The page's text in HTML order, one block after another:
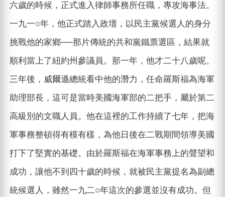
六歲的時候，正式進入律師事務所任職，專攻海事法。
一九一○年，他正式踏入政壇，以民主黨候選人的身分
挑戰他的家鄉──那片傳統的共和黨鐵票選區，結果就
順利當上了紐約州參議員。那一年，他才二十八歲呢。
三年後，威爾遜總統看中他的潛力，任命羅斯福為海軍
助理部長，這可是當時美國海軍部的二把手，屬於第二
高級別的文職人員。他在這裡的工作持續了七年，把海
軍事務整頓得有模有樣，為他日後在二戰期間領導美國
打下了堅實的基礎。由於羅斯福在海軍事務上的聲望和
成功，讓他不到四十歲的時候，就被民主黨提名為副總
統候選人，雖然一九二○年這次的參選並沒有成功。但